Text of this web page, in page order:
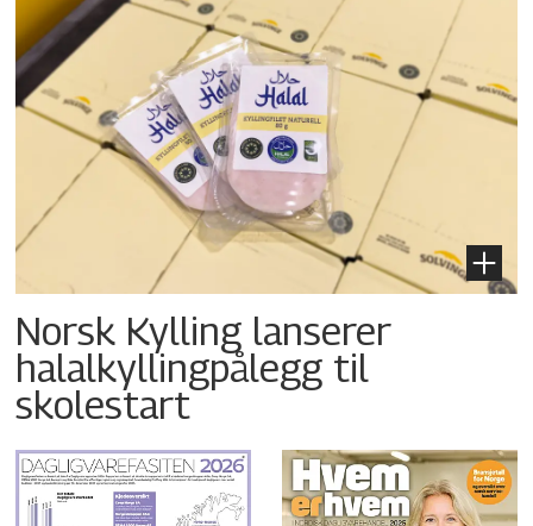
Norsk Kylling lanserer
halalkyllingpålegg til
skolestart